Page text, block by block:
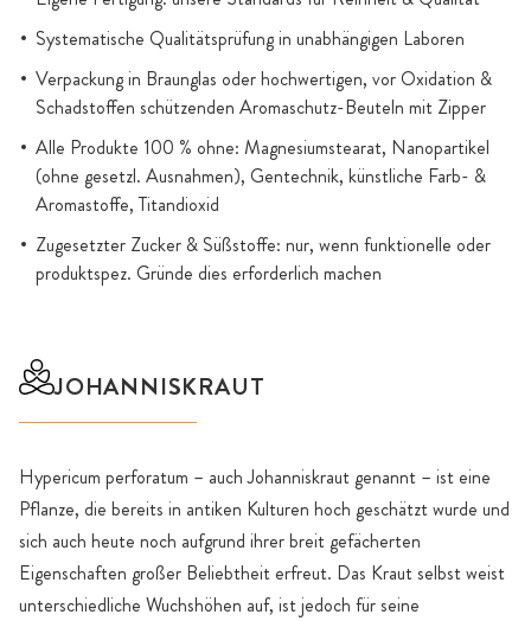
Systematische Qualitätsprüfung in unabhängigen Laboren
Verpackung in Braunglas oder hochwertigen, vor Oxidation &
Schadstoffen schützenden Aromaschutz-Beuteln mit Zipper
Alle Produkte 100 % ohne: Magnesiumstearat, Nanopartikel
(ohne gesetzl. Ausnahmen), Gentechnik, künstliche Farb- &
Aromastoffe, Titandioxid
Zugesetzter Zucker & Süßstoffe: nur, wenn funktionelle oder
produktspez. Gründe dies erforderlich machen
JOHANNISKRAUT
Hypericum perforatum – auch Johanniskraut genannt – ist eine
Pflanze, die bereits in antiken Kulturen hoch geschätzt wurde und
sich auch heute noch aufgrund ihrer breit gefächerten
Eigenschaften großer Beliebtheit erfreut. Das Kraut selbst weist
unterschiedliche Wuchshöhen auf, ist jedoch für seine